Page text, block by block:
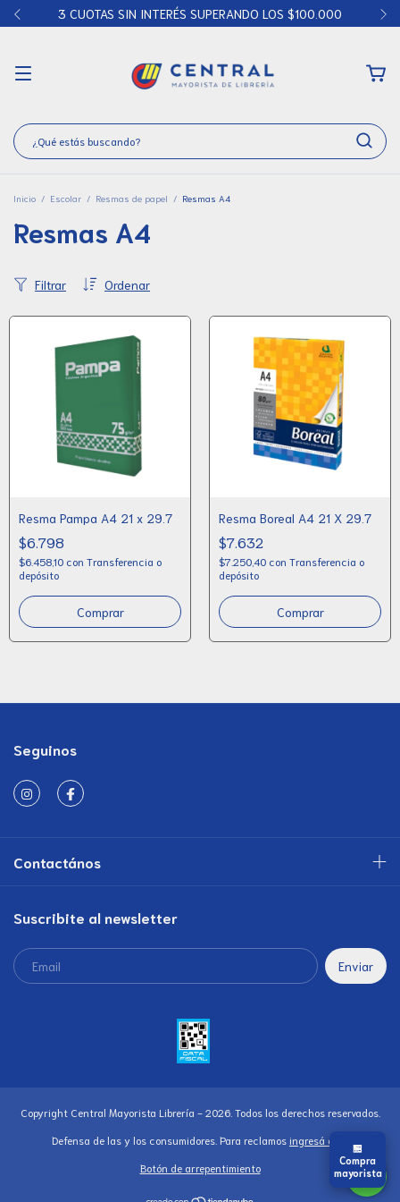
3 CUOTAS SIN INTERÉS SUPERANDO LOS $100.000
Inicio / Escolar / Resmas de papel / Resmas A4
Resmas A4
Ordenar
Filtrar
Resma Pampa A4 21 x 29.7
$6.798
$6.458,10 con Transferencia o
depósito
Comprar
Resma Boreal A4 21 X 29.7
$7.632
$7.250,40 con Transferencia o
depósito
Comprar
Seguinos
Contactános
Suscribite al newsletter
Copyright Central Mayorista Librería - 2026. Todos los derechos reservados.
Defensa de las y los consumidores. Para reclamos ingresá acá.
Botón de arrepentimiento
🏪
Compra
mayorista